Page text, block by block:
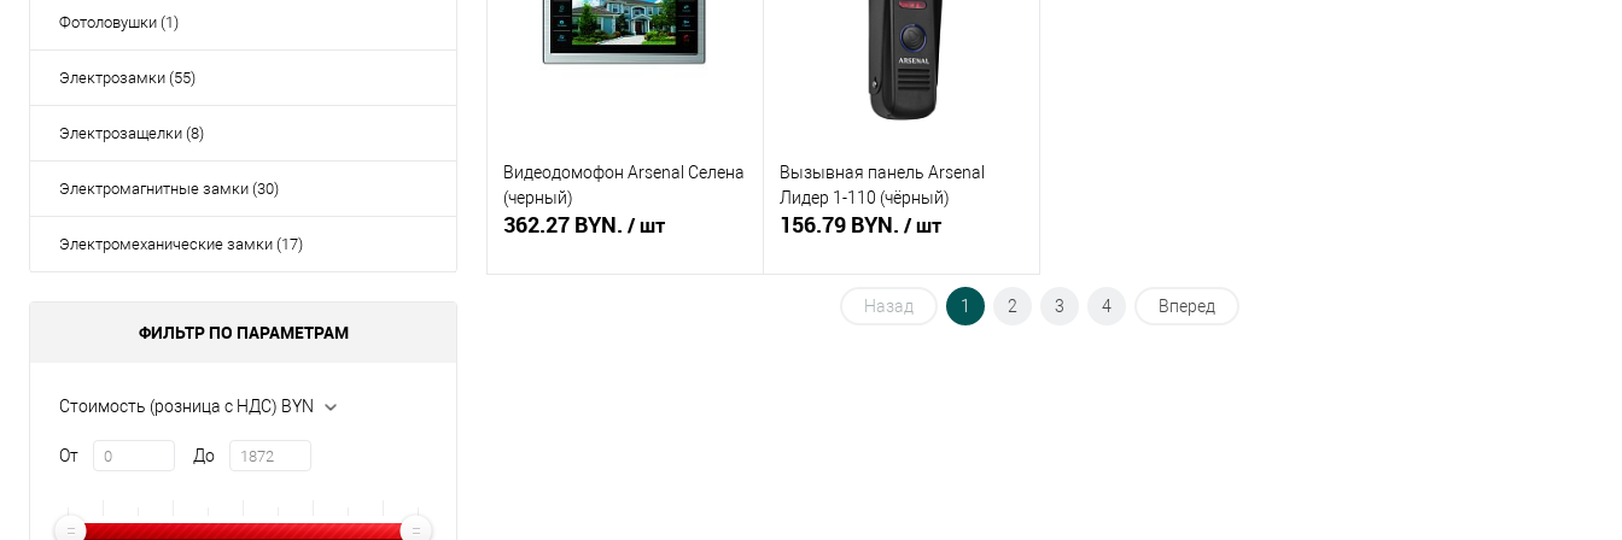
Фотоловушки (1)
Электрозамки (55)
Электрозащелки (8)
Электромагнитные замки (30)
Электромеханические замки (17)
ФИЛЬТР ПО ПАРАМЕТРАМ
Стоимость (розница с НДС) BYN
От До
В избранное
Недоступно Недоступно
Видеодомофон Arsenal Селена
(черный)
362.27 BYN. / шт
Вызывная панель Arsenal
Лидер 1-110 (чёрный)
156.79 BYN. / шт
Подписаться
Назад 1 2 3 4 Вперед